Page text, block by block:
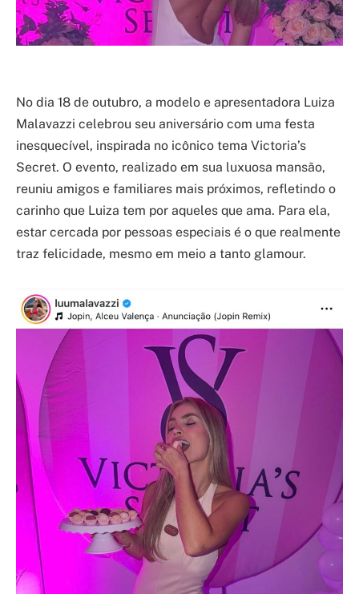
No dia 18 de outubro, a modelo e apresentadora Luiza
Malavazzi celebrou seu aniversário com uma festa
inesquecível, inspirada no icônico tema Victoria’s
Secret. O evento, realizado em sua luxuosa mansão,
reuniu amigos e familiares mais próximos, refletindo o
carinho que Luiza tem por aqueles que ama. Para ela,
estar cercada por pessoas especiais é o que realmente
traz felicidade, mesmo em meio a tanto glamour.